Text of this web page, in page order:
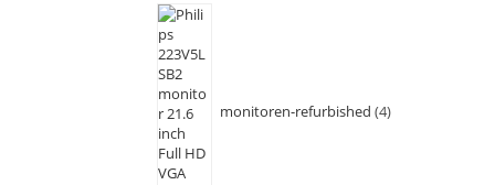
monitoren-refurbished 4